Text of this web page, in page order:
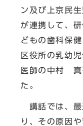
ン及び上京民
が連携して、
どもの歯科保
区役所の乳幼
医師の中村 真
た。
講話では、最
り、その原因